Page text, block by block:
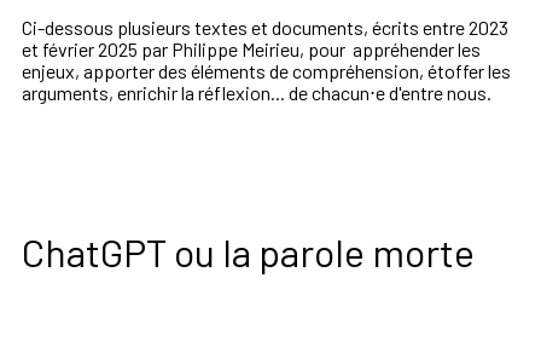
Ci-dessous plusieurs textes et documents, écrits entre 2023
et février 2025 par Philippe Meirieu, pour appréhender les
enjeux, apporter des éléments de compréhension, étoffer les
arguments, enrichir la réflexion... de chacun⋅e d'entre nous.
ChatGPT ou la parole morte